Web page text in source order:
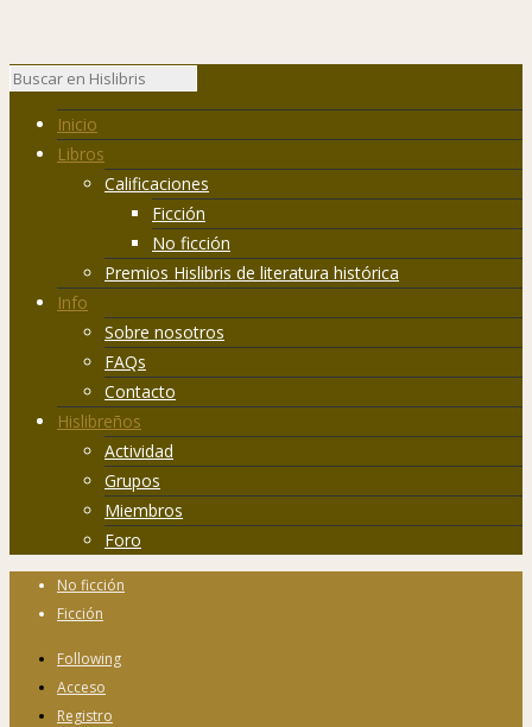
Inicio
Libros
Calificaciones
Ficción
No ficción
Premios Hislibris de literatura histórica
Info
Sobre nosotros
FAQs
Contacto
Hislibreños
Actividad
Grupos
Miembros
Foro
No ficción
Ficción
Following
Acceso
Registro